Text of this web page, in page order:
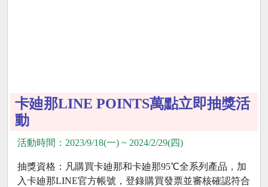
卡廸那LINE POINTS萬點立即抽獎活
動
活動時間：2023/9/18(一) ~ 2024/2/29(四)
抽獎資格：凡購買卡廸那和卡廸那95℃全系列產品，加
入卡廸那LINE官方帳號，登錄購買發票並審核確認符合